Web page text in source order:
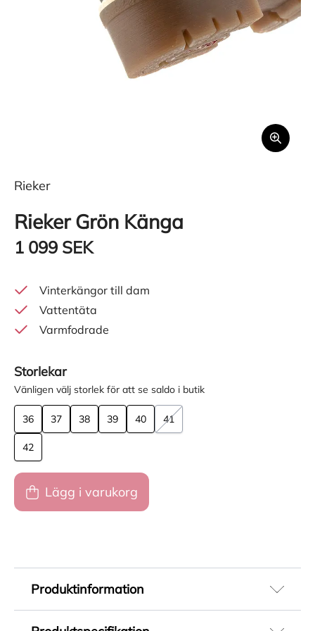
Rieker
Rieker Grön Känga
1 099 SEK
Vinterkängor till dam
Vattentäta
Varmfodrade
Storlekar
Vänligen välj storlek för att se saldo i butik
36 37 38 39 40 41
42
Lägg i varukorg
Produktinformation